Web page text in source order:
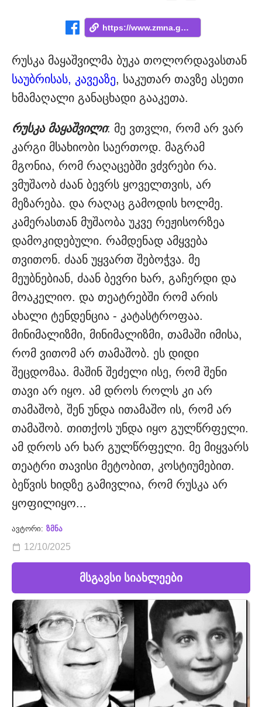
https://www.zmna.ge/news/me-vtvli-rom-sa...
რუსკა მაყაშვილმა ბუკა თოლორდავასთან
საუბრისას, კავეაზე, საკუთარ თავზე ასეთი
ხმამაღალი განაცხადი გააკეთა.
რუსკა მაყაშვილი: მე ვთვლი, რომ არ ვარ
კარგი მსახიობი საერთოდ. მაგრამ
მგონია, რომ რაღაცებში ვძვრები რა.
ვმუშაობ ძაან ბევრს ყოველთვის, არ
მეზარება. და რაღაც გამოდის ხოლმე.
კამერასთან მუშაობა უკვე რეჟისორზეა
დამოკიდებული. რამდენად ამყვება
თვითონ. ძაან უყვართ შებოჭვა. მე
მეუბნებიან, ძაან ბევრი ხარ, გაჩერდი და
მოაკელიო. და თეატრებში რომ არის
ახალი ტენდენცია - კატასტროფაა.
მინიმალიზმი, მინიმალიზმი, თამაში იმისა,
რომ ვითომ არ თამაშობ. ეს დიდი
შეცდომაა. მაშინ შეძელი ისე, რომ შენი
თავი არ იყო. ამ დროს როლს კი არ
თამაშობ, შენ უნდა ითამაშო ის, რომ არ
თამაშობ. თითქოს უნდა იყო გულწრფელი.
ამ დროს არ ხარ გულწრფელი. მე მიყვარს
თეატრი თავისი მეტობით, კოსტიუმებით.
ბეწვის ხიდზე გამივლია, რომ რუსკა არ
ყოფილიყო...
ავტორი: ზმნა
12/10/2025
მსგავსი სიახლეები